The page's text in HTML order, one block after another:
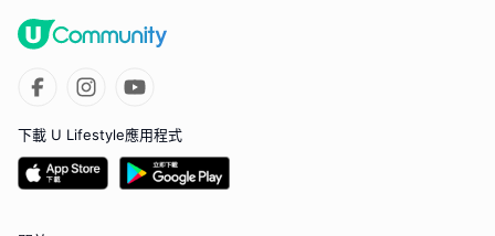
下載 U Lifestyle應用程式